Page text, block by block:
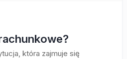
która zajmuje się